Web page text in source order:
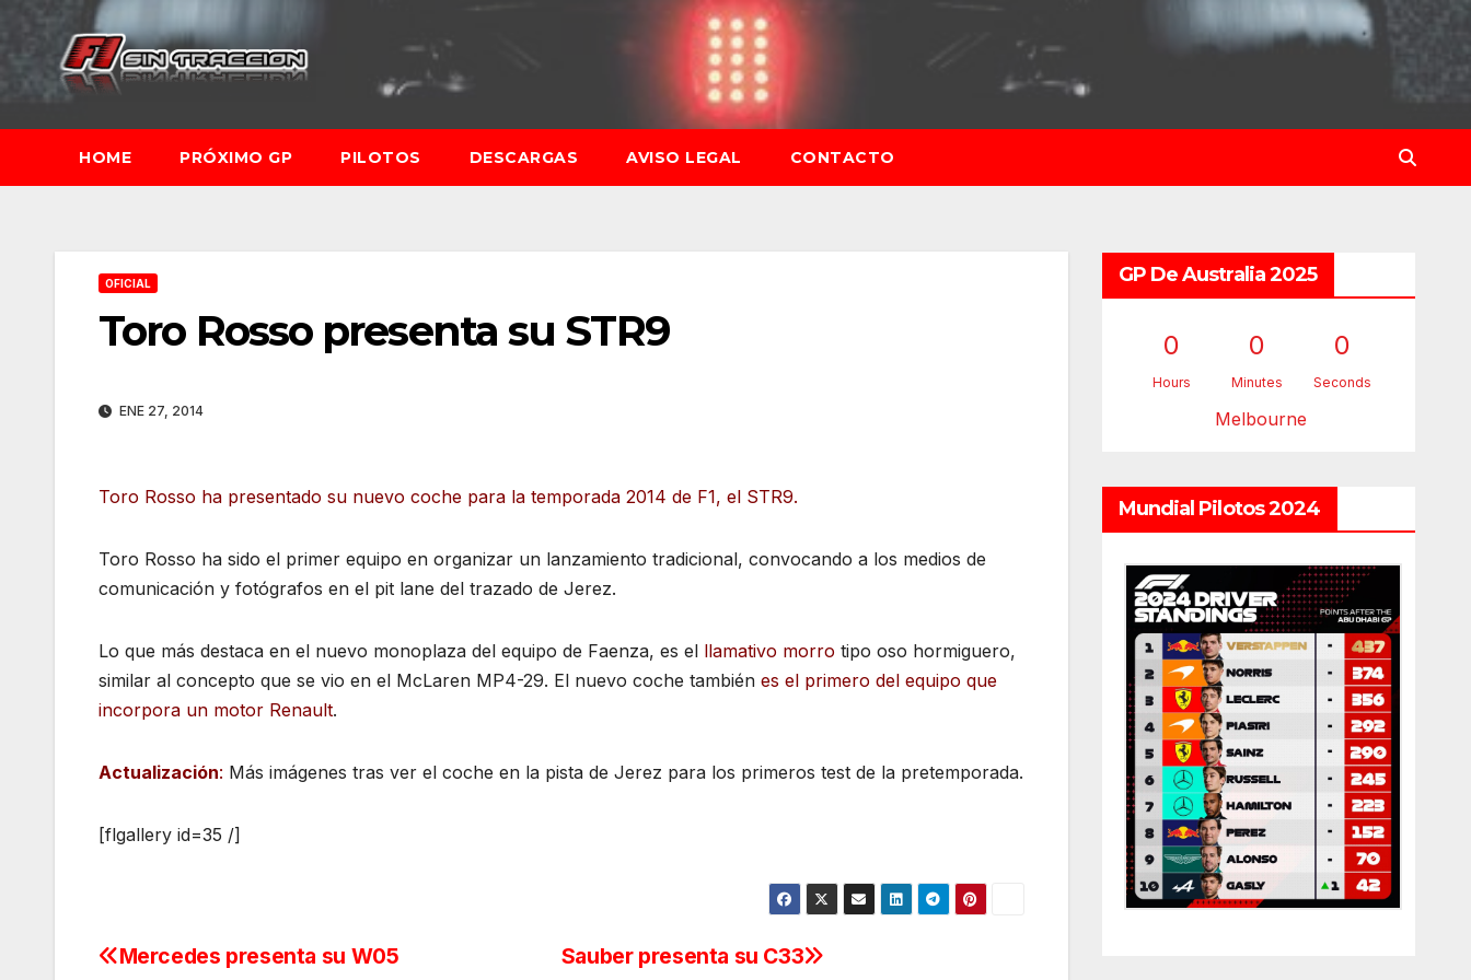
Saltar
contenido
HOME PRÓXIMO GP PILOTOS DESCARGAS AVISO LEGAL CONTACTO
OFICIAL
Toro Rosso presenta su STR9
ENE 27, 2014
Toro Rosso ha presentado su nuevo coche para la temporada 2014 de F1, el STR9.
Toro Rosso ha sido el primer equipo en organizar un lanzamiento tradicional, convocando a los medios de
comunicación y fotógrafos en el pit lane del trazado de Jerez.
Lo que más destaca en el nuevo monoplaza del equipo de Faenza, es el llamativo morro tipo oso hormiguero,
similar al concepto que se vio en el McLaren MP4-29. El nuevo coche también es el primero del equipo que
incorpora un motor Renault.
Actualización: Más imágenes tras ver el coche en la pista de Jerez para los primeros test de la pretemporada.
[flgallery id=35 /]
Navegación
Sauber presenta su C33
Mercedes presenta su W05
GP De Australia 2025
0
Hours
0
Minutes
0
Seconds
Melbourne
Mundial Pilotos 2024